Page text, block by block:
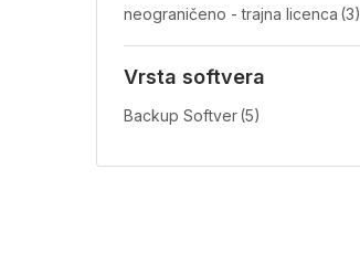
neograničeno - trajna licenca (3)
Vrsta softvera
Backup Softver(5)